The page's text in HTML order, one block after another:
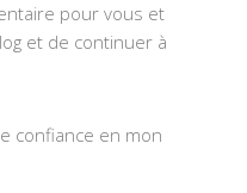
pour vous et
et de continuer à
confiance en mon